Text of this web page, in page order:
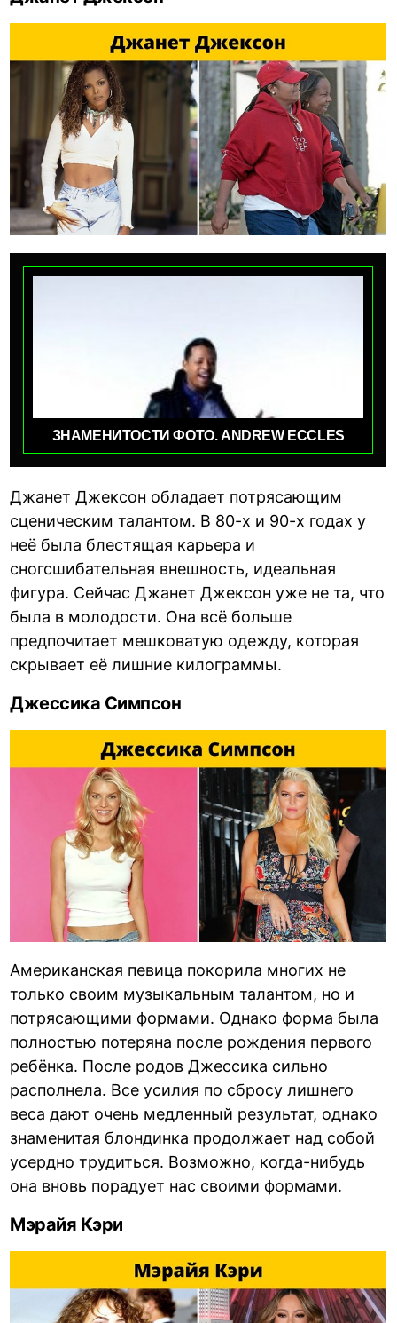
ЗНАМЕНИТОСТИ ФОТО. ANDREW ECCLES
Джанет Джексон обладает потрясающим
сценическим талантом. В 80-х и 90-х годах у
неё была блестящая карьера и
сногсшибательная внешность, идеальная
фигура. Сейчас Джанет Джексон уже не та, что
была в молодости. Она всё больше
предпочитает мешковатую одежду, которая
скрывает её лишние килограммы.
Джессика Симпсон
Американская певица покорила многих не
только своим музыкальным талантом, но и
потрясающими формами. Однако форма была
полностью потеряна после рождения первого
ребёнка. После родов Джессика сильно
располнела. Все усилия по сбросу лишнего
веса дают очень медленный результат, однако
знаменитая блондинка продолжает над собой
усердно трудиться. Возможно, когда-нибудь
она вновь порадует нас своими формами.
Мэрайя Кэри